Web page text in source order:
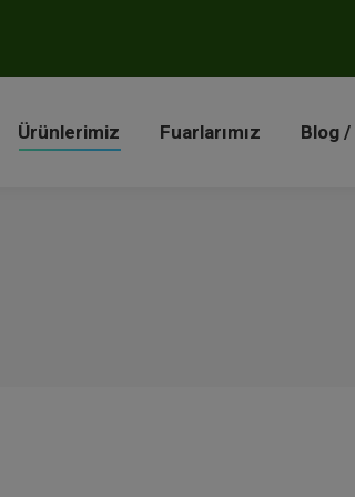
Ürünlerimiz Fuarlarımız Blog /